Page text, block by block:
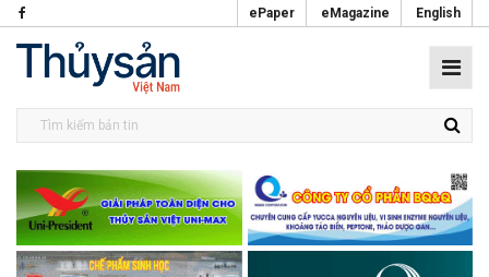
ePaper eMagazine English